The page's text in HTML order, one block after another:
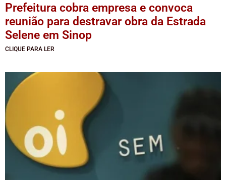
Prefeitura cobra empresa e convoca
reunião para destravar obra da Estrada
Selene em Sinop
CLIQUE PARA LER